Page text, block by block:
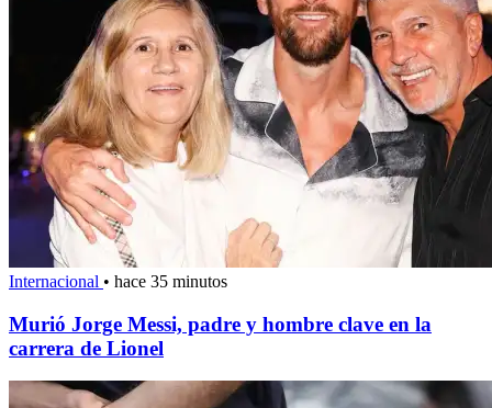
Internacional • hace 35 minutos
Murió Jorge Messi, padre y hombre clave en la
carrera de Lionel